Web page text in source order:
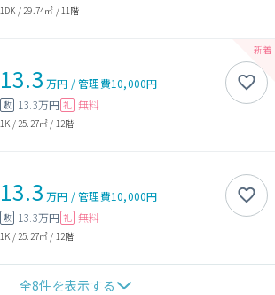
1DK / 29.74㎡ / 11階
13.3 万円 /管理費10,000円
敷 13.3万円 礼 無料
1K / 25.27㎡ / 12階
13.3 万円 /管理費10,000円
敷 13.3万円 礼 無料
1K / 25.27㎡ / 12階
全8件を表示する